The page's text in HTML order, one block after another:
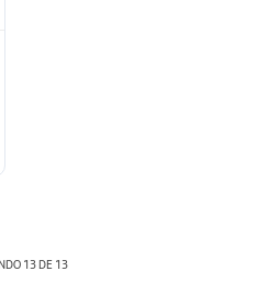
13DE 13